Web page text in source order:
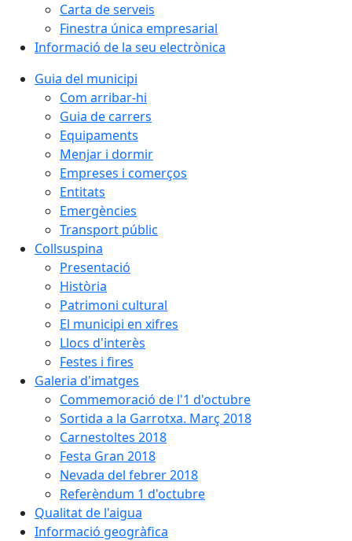
Carta de serveis
Finestra única empresarial
Informació de la seu electrònica
Guia del municipi
Com arribar-hi
Guia de carrers
Equipaments
Menjar i dormir
Empreses i comerços
Entitats
Emergències
Transport públic
Collsuspina
Presentació
Història
Patrimoni cultural
El municipi en xifres
Llocs d'interès
Festes i fires
Galeria d'imatges
Commemoració de l'1 d'octubre
Sortida a la Garrotxa. Març 2018
Carnestoltes 2018
Festa Gran 2018
Nevada del febrer 2018
Referèndum 1 d'octubre
Qualitat de l'aigua
Informació geogràfica